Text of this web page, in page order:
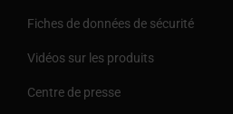
Fiches de données de sécurité
Vidéos sur les produits
Centre de presse